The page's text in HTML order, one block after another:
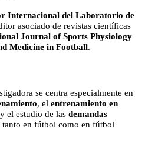
Internacional del Laboratorio de
asociado de revistas científicas
Journal of Sports Physiology
Medicine in Football.
se centra especialmente en
, el entrenamiento en
y el estudio de las demandas
tanto en fútbol como en fútbol